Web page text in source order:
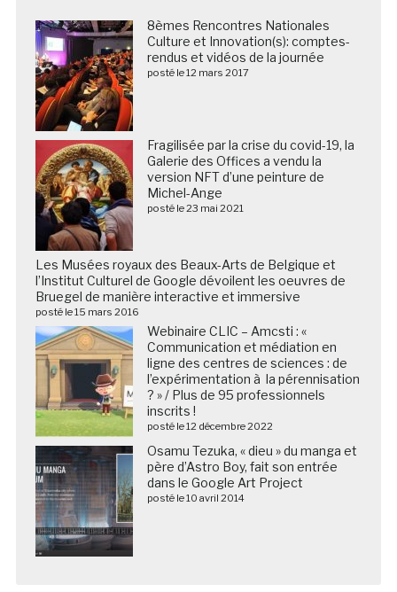
8èmes Rencontres Nationales
Culture et Innovation(s): comptes-
rendus et vidéos de la journée
posté le 12 mars 2017
Fragilisée par la crise du covid-19, la
Galerie des Offices a vendu la
version NFT d’une peinture de
Michel-Ange
posté le 23 mai 2021
Les Musées royaux des Beaux-Arts de Belgique et
l’Institut Culturel de Google dévoilent les oeuvres de
Bruegel de manière interactive et immersive
posté le 15 mars 2016
Webinaire CLIC – Amcsti : «
Communication et médiation en
ligne des centres de sciences : de
l’expérimentation à la pérennisation
? » / Plus de 95 professionnels
inscrits !
posté le 12 décembre 2022
Osamu Tezuka, « dieu » du manga et
père d’Astro Boy, fait son entrée
dans le Google Art Project
posté le 10 avril 2014